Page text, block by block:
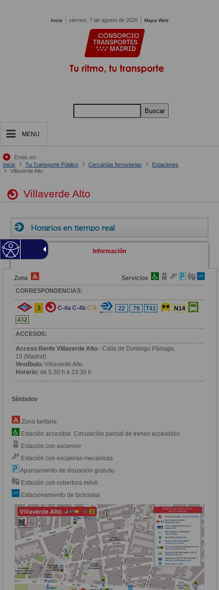
Inicio viernes, 7 de agosto de 2026 Mapa Web
Buscar
MENU
Estás en:
Inicio
Tu Transporte Público Cercanías ferroviarias
Estaciones
Villaverde Alto
Villaverde Alto
Horarios en tiempo real
Información
Zona
Servicios
CORRESPONDENCIAS:
3 C-4a C-4b C-5 22 79 T41
N14
432
ACCESOS:
Acceso Renfe Villaverde Alto - Calle de Domingo Párraga,
15 (Madrid)
Vestíbulo: Villaverde Alto
Horario: de 5:30 h a 23:30 h
Símbolos
Zona tarifaria
Estación accesible. Circulación parcial de trenes accesibles
Estación con ascensor
Estación con escaleras mecánicas
Aparcamiento de disuasión gratuito
Estación con cobertura móvil
Estacionamiento de bicicletas